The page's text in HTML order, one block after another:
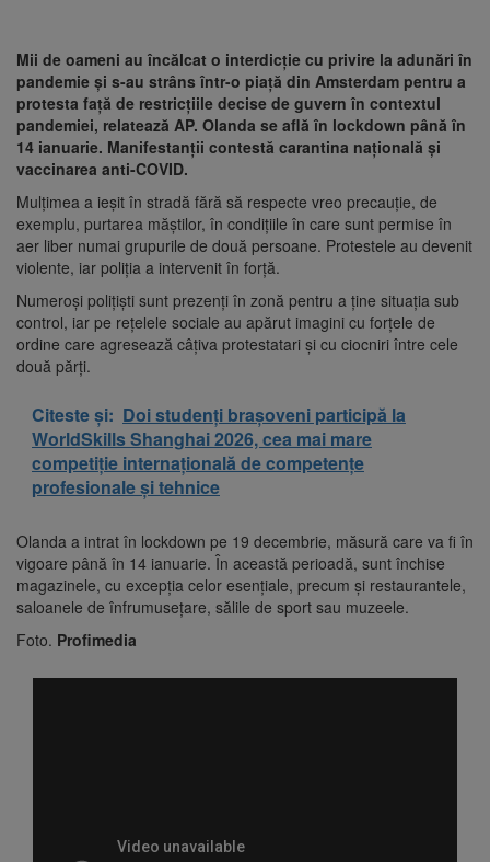
Mii de oameni au încălcat o interdicţie cu privire la adunări în
pandemie şi s-au strâns într-o piaţă din Amsterdam pentru a
protesta faţă de restricţiile decise de guvern în contextul
pandemiei, relatează AP. Olanda se află în lockdown până în
14 ianuarie. Manifestanții contestă carantina națională și
vaccinarea anti-COVID.
Mulțimea a ieșit în stradă fără să respecte vreo precauție, de
exemplu, purtarea măștilor, în condițiile în care sunt permise în
aer liber numai grupurile de două persoane. Protestele au devenit
violente, iar poliția a intervenit în forță.
Numeroşi poliţişti sunt prezenţi în zonă pentru a ţine situaţia sub
control, iar pe rețelele sociale au apărut imagini cu forţele de
ordine care agresează câţiva protestatari şi cu ciocniri între cele
două părţi.
Citeste și: Doi studenți brașoveni participă la
WorldSkills Shanghai 2026, cea mai mare
competiție internațională de competențe
profesionale și tehnice
Olanda a intrat în lockdown pe 19 decembrie, măsură care va fi în
vigoare până în 14 ianuarie. În această perioadă, sunt închise
magazinele, cu excepția celor esențiale, precum și restaurantele,
saloanele de înfrumusețare, sălile de sport sau muzeele.
Foto. Profimedia